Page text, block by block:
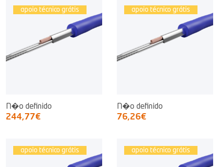
apoio técnico grátis
N�o definido
244,77€
apoio técnico grátis
N�o definido
76,26€
apoio técnico grátis apoio técnico grátis